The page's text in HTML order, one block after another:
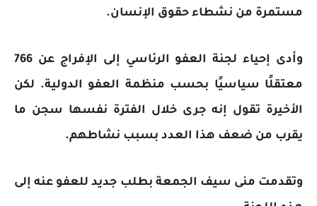
مستمرة من نشطاء حقوق الإنسان.
وأدى إحياء لجنة العفو الرئاسي إلى الإفراج عن 766
معتقلًا سياسيًا بحسب منظمة العفو الدولية. لكن
الأخيرة تقول إنه جرى خلال الفترة نفسها سجن ما
يقرب من ضعف هذا العدد بسبب نشاطهم.
وتقدمت منى سيف الجمعة بطلب جديد للعفو عنه إلى